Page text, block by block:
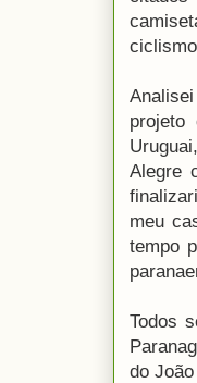
projeto
Alegre
meu
tempo
Todos
do